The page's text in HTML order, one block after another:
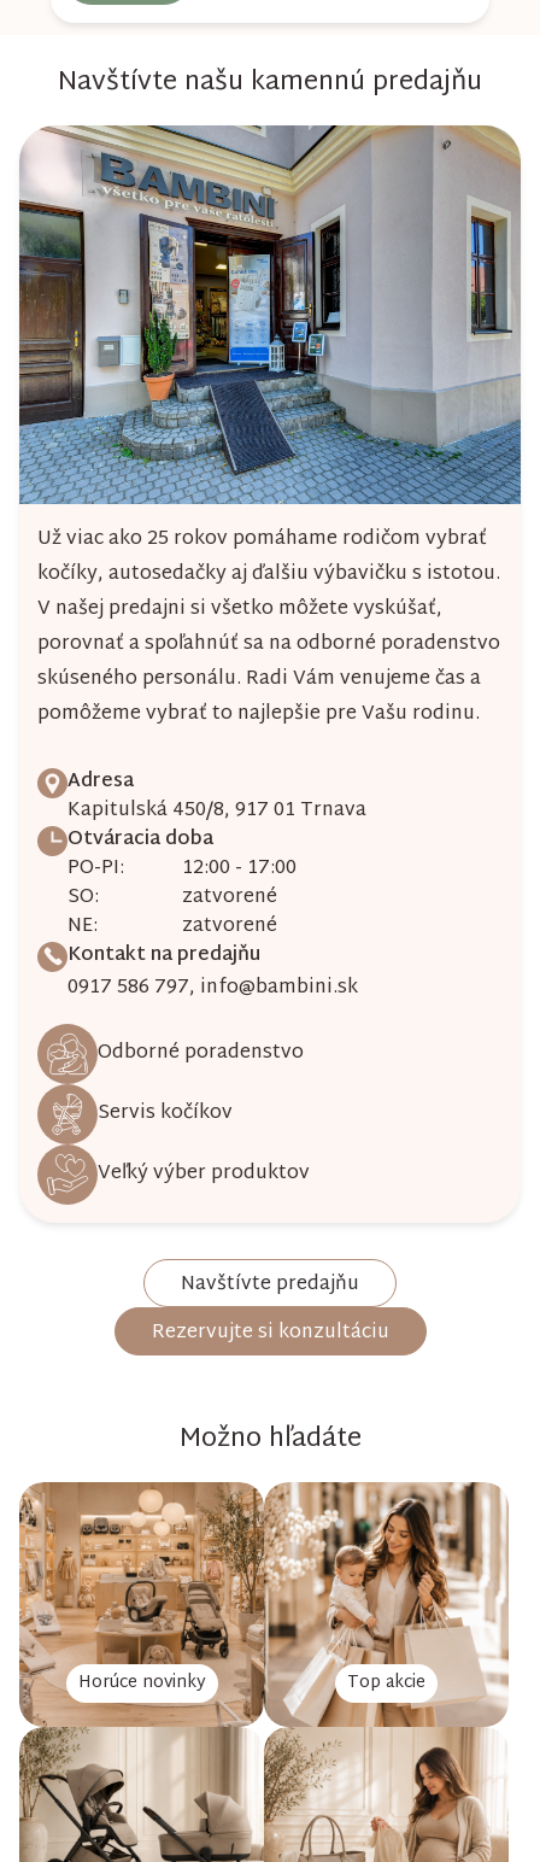
Navštívte našu kamennú predajňu
Už viac ako 25 rokov pomáhame rodičom vybrať
kočíky, autosedačky aj ďalšiu výbavičku s istotou.
V našej predajni si všetko môžete vyskúšať,
porovnať a spoľahnúť sa na odborné poradenstvo
skúseného personálu. Radi Vám venujeme čas a
pomôžeme vybrať to najlepšie pre Vašu rodinu.
Adresa
Kapitulská 450/8, 917 01 Trnava
Otváracia doba
PO-PI:
12:00 - 17:00
SO:
zatvorené
NE:
zatvorené
Kontakt na predajňu
0917 586 797, info@bambini.sk
Odborné poradenstvo
Servis kočíkov
Veľký výber produktov
Navštívte predajňu
Rezervujte si konzultáciu
Možno hľadáte
Horúce novinky Top akcie